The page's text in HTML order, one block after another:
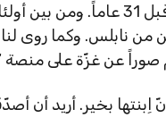
نابلس. وكما روى
عن غزّة على منصة
اِبنتها بخير. أريد أن